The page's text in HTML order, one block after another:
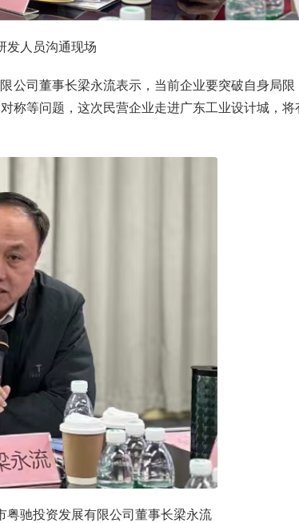
发人员沟通现场
公司董事长梁永流表示，当前企业要突破自身局限
称等问题，这次民营企业走进广东工业设计城，将
驰投资发展有限公司董事长梁永流